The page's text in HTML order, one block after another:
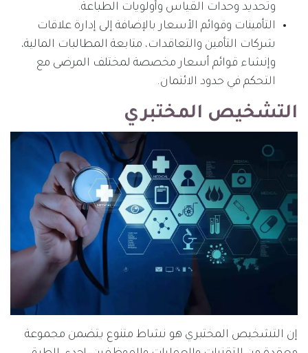
وتحديد وحدات القياس وأولويات الطباعة.
التأمينات وقوائم الأسعار بالإضافة إلى إدارة علاقات
شركات التأمين والتعاقدات، متابعة المطالبات المالية،
وإنشاء قوائم أسعار مخصصة لمختلف المرضى مع
التحكم في حدود الائتمان.
التشخيص المختبري
إن التشخيص المختبري هو نشاط متنوع يتضمن مجموعة